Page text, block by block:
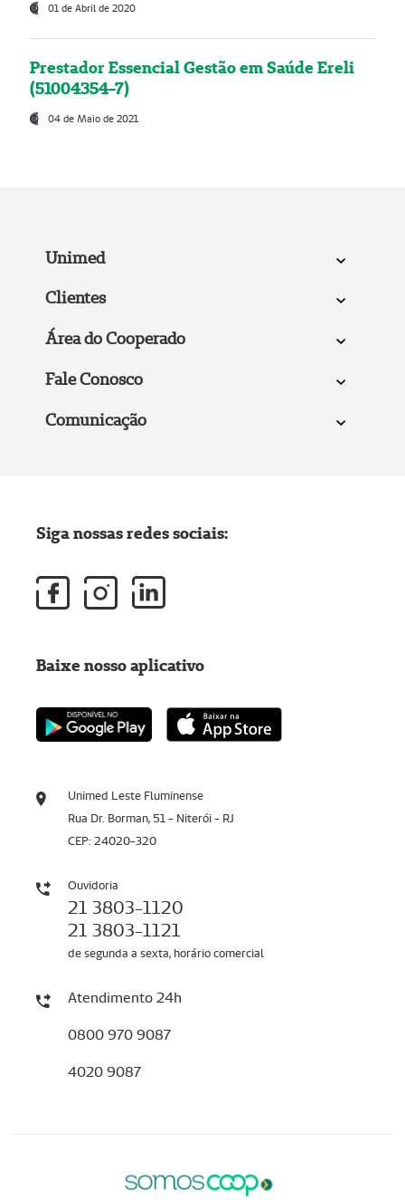
01 de Abril de 2020
Prestador Essencial Gestão em Saúde Ereli
(51004354-7)
04 de Maio de 2021
Unimed
Clientes
Área do Cooperado
Fale Conosco
Comunicação
Unimed Leste Fluminense
Rua Dr. Borman, 51 - Niterói - RJ
CEP: 24020-320
Ouvidoria
21 3803-1120
21 3803-1121
de segunda a sexta, horário comercial
Atendimento 24h
0800 970 9087
4020 9087
Siga nossas redes sociais:
Baixe nosso aplicativo